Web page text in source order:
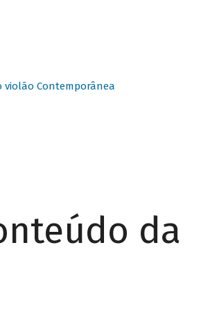
violão Contemporânea
da